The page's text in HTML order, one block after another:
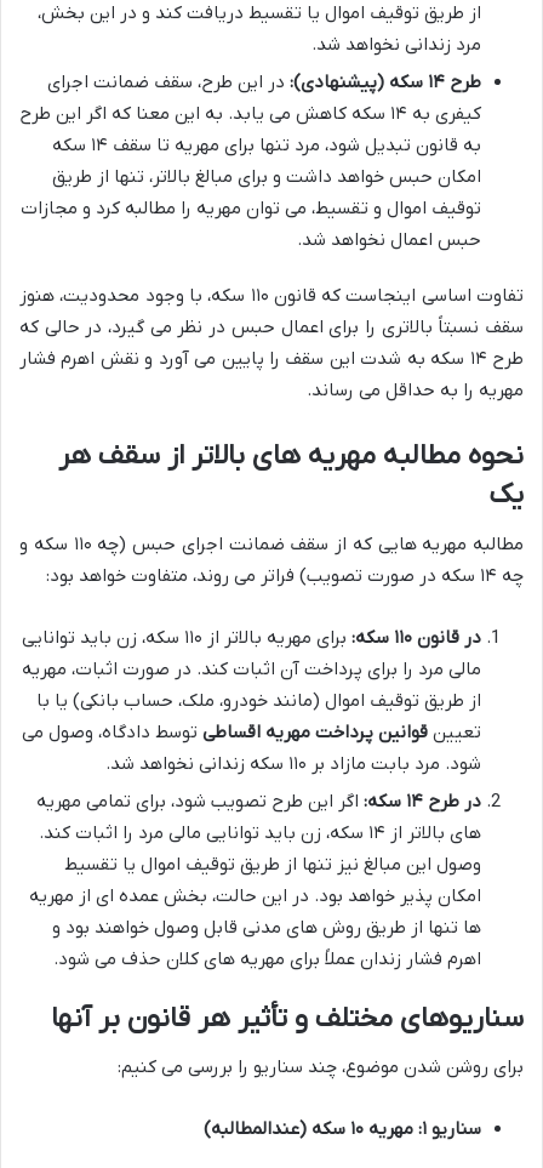
از طریق توقیف اموال یا تقسیط دریافت کند و در این بخش،
مرد زندانی نخواهد شد.
طرح ۱۴ سکه (پیشنهادی):
در این طرح، سقف ضمانت اجرای
کیفری به ۱۴ سکه کاهش می یابد. به این معنا که اگر این طرح
به قانون تبدیل شود، مرد تنها برای مهریه تا سقف ۱۴ سکه
امکان حبس خواهد داشت و برای مبالغ بالاتر، تنها از طریق
توقیف اموال و تقسیط، می توان مهریه را مطالبه کرد و مجازات
حبس اعمال نخواهد شد.
تفاوت اساسی اینجاست که قانون ۱۱۰ سکه، با وجود محدودیت، هنوز
سقف نسبتاً بالاتری را برای اعمال حبس در نظر می گیرد، در حالی که
طرح ۱۴ سکه به شدت این سقف را پایین می آورد و نقش اهرم فشار
مهریه را به حداقل می رساند.
نحوه مطالبه مهریه های بالاتر از سقف هر
یک
مطالبه مهریه هایی که از سقف ضمانت اجرای حبس (چه ۱۱۰ سکه و
چه ۱۴ سکه در صورت تصویب) فراتر می روند، متفاوت خواهد بود:
در قانون ۱۱۰ سکه:
برای مهریه بالاتر از ۱۱۰ سکه، زن باید توانایی
مالی مرد را برای پرداخت آن اثبات کند. در صورت اثبات، مهریه
از طریق توقیف اموال (مانند خودرو، ملک، حساب بانکی) یا با
تعیین قوانین پرداخت مهریه اقساطی توسط دادگاه، وصول می
شود. مرد بابت مازاد بر ۱۱۰ سکه زندانی نخواهد شد.
در طرح ۱۴ سکه:
اگر این طرح تصویب شود، برای تمامی مهریه
های بالاتر از ۱۴ سکه، زن باید توانایی مالی مرد را اثبات کند.
وصول این مبالغ نیز تنها از طریق توقیف اموال یا تقسیط
امکان پذیر خواهد بود. در این حالت، بخش عمده ای از مهریه
ها تنها از طریق روش های مدنی قابل وصول خواهند بود و
اهرم فشار زندان عملاً برای مهریه های کلان حذف می شود.
سناریوهای مختلف و تأثیر هر قانون بر آنها
برای روشن شدن موضوع، چند سناریو را بررسی می کنیم:
سناریو ۱: مهریه ۱۰ سکه (عندالمطالبه)